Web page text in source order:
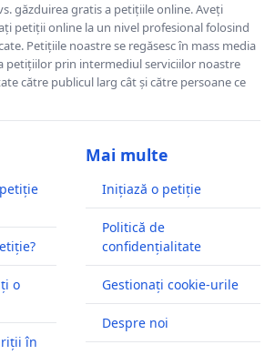
găzduirea gratis a petițiile online. Aveți
petiții online la un nivel profesional folosind
Petițiile noastre se regăsesc în mass media
petițiilor prin intermediul serviciilor noastre
către publicul larg cât și către persoane ce
o
în
Mai multe
Inițiază o petiție
Politică de
confidențialitate
Gestionați cookie-urile
Despre noi